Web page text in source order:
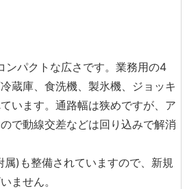
ンパクトな広さです。業務用の4
蔵庫、食洗機、製氷機、ジョッキ
います。通路幅は狭めですが、ア
で動線交差などは回り込みで解消
)も整備されていますので、新規
ません。